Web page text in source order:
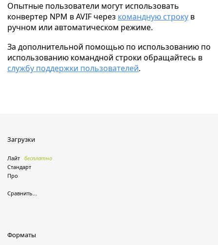
Опытные пользователи могут использовать
конвертер NPM в AVIF через командную строку в
ручном или автоматическом режиме.
За дополнительной помощью по использованию по
использованию командной строки обращайтесь в
службу поддержки пользователей.
Загрузки
Лайт бесплатно
Стандарт
Про
Сравнить...
Форматы